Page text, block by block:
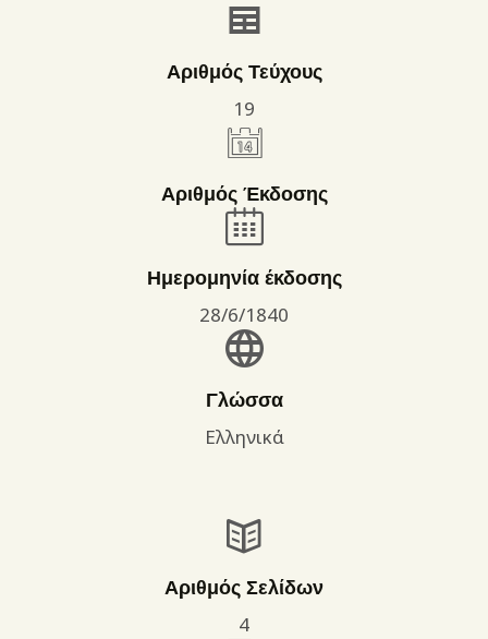
Αριθμός Τεύχους
19
Αριθμός Έκδοσης
Ημερομηνία έκδοσης
28/6/1840
Γλώσσα
Ελληνικά
Αριθμός Σελίδων
4